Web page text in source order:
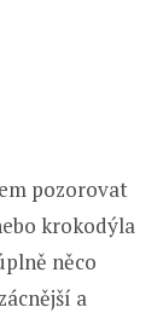
pozorovat
krokodýla
něco
a